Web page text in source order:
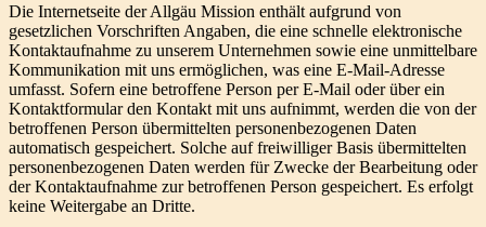
Die Internetseite der Allgäu Mission enthält aufgrund von
gesetzlichen Vorschriften Angaben, die eine schnelle elektronische
Kontaktaufnahme zu unserem Unternehmen sowie eine unmittelbare
Kommunikation mit uns ermöglichen, was eine E-Mail-Adresse
umfasst. Sofern eine betroffene Person per E-Mail oder über ein
Kontaktformular den Kontakt mit uns aufnimmt, werden die von der
betroffenen Person übermittelten personenbezogenen Daten
automatisch gespeichert. Solche auf freiwilliger Basis übermittelten
personenbezogenen Daten werden für Zwecke der Bearbeitung oder
der Kontaktaufnahme zur betroffenen Person gespeichert. Es erfolgt
keine Weitergabe an Dritte.